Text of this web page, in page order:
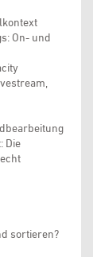
On- und
Die
sortieren?